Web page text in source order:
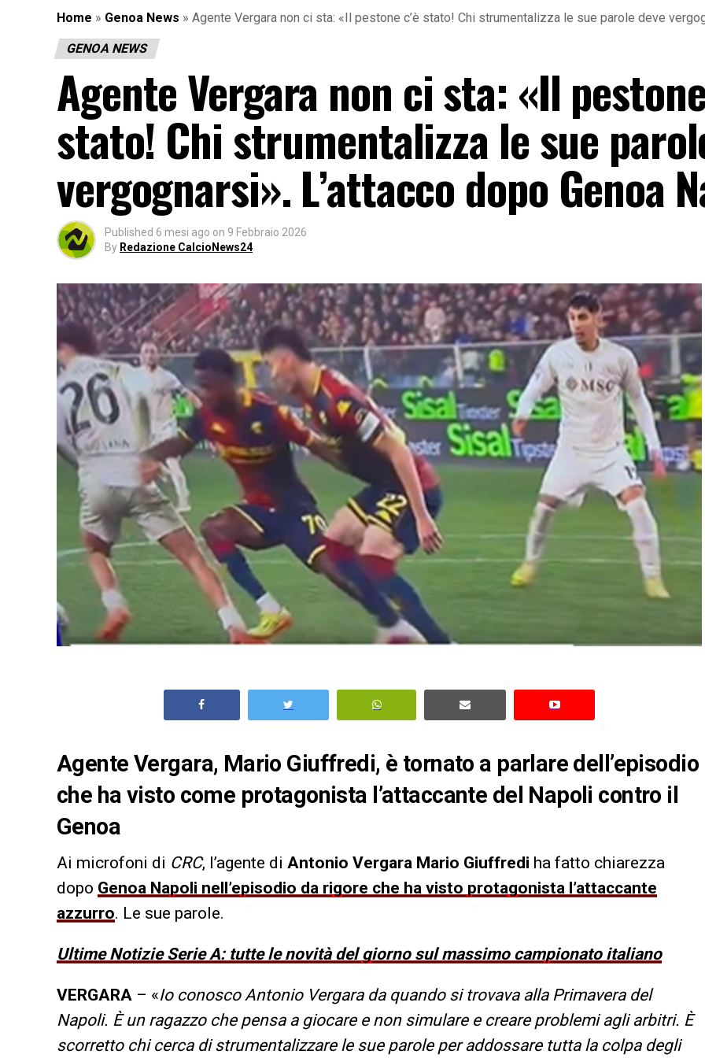
Home » Genoa News » Agente Vergara non ci sta: «Il pestone c’è stato! Chi strumentalizza le sue parole deve
GENOA NEWS
Agente Vergara non ci sta: «Il pestone
stato! Chi strumentalizza le sue
vergognarsi». L’attacco dopo Genoa
Published 6 mesi ago on 9 Febbraio 2026
By Redazione CalcioNews24
Agente Vergara, Mario Giuffredi, è tornato a parlare dell’episodio
che ha visto come protagonista l’attaccante del Napoli contro il
Genoa
Ai microfoni di CRC, l’agente di Antonio Vergara Mario Giuffredi ha fatto chiarezza
dopo Genoa Napoli nell’episodio da rigore che ha visto protagonista l’attaccante
azzurro. Le sue parole.
Ultime Notizie Serie A: tutte le novità del giorno sul massimo campionato italiano
VERGARA – «Io conosco Antonio Vergara da quando si trovava alla Primavera del
Napoli. È un ragazzo che pensa a giocare e non simulare e creare problemi agli arbitri. È
scorretto chi cerca di strumentalizzare le sue parole per addossare tutta la colpa degli